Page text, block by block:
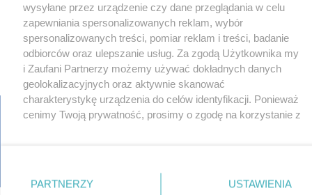
wysyłane przez urządzenie czy dane przeglądania w celu
zapewniania spersonalizowanych reklam, wybór
spersonalizowanych treści, pomiar reklam i treści, badanie
odbiorców oraz ulepszanie usług. Za zgodą Użytkownika my
i Zaufani Partnerzy możemy używać dokładnych danych
geolokalizacyjnych oraz aktywnie skanować
charakterystykę urządzenia do celów identyfikacji. Ponieważ
cenimy Twoją prywatność, prosimy o zgodę na korzystanie z
. Niektóre rodzaje przetwarzania
danych nie wymagają zgody użytkownika, ale masz prawo
PARTNERZY USTAWIENIA